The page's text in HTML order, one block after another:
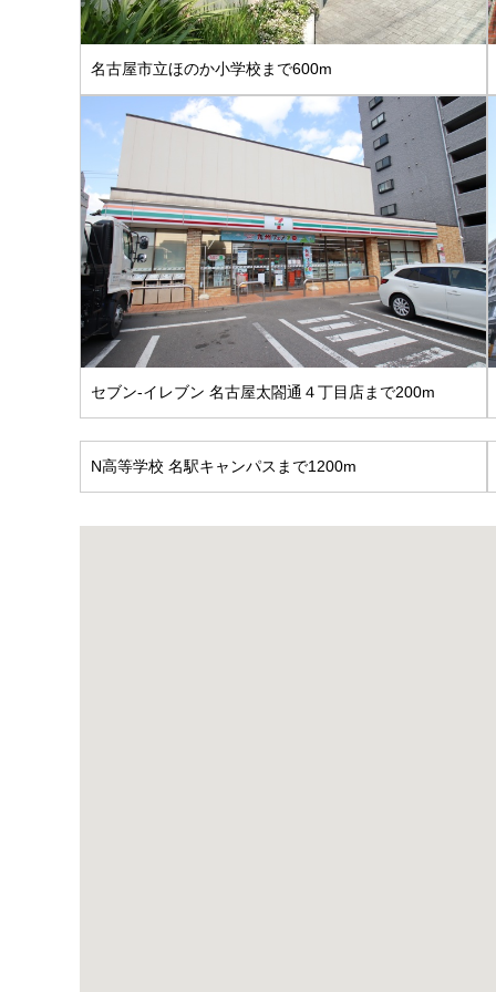
名古屋市立ほのか小学校まで600m
セブン-イレブン 名古屋太閤通４丁目店まで200m
N高等学校 名駅キャンパスまで1200m